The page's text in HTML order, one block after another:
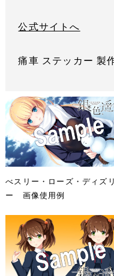
公式サイトへ
痛車 ステッカー 製
べスリー・ローズ・ディズリ
ー 画像使用例